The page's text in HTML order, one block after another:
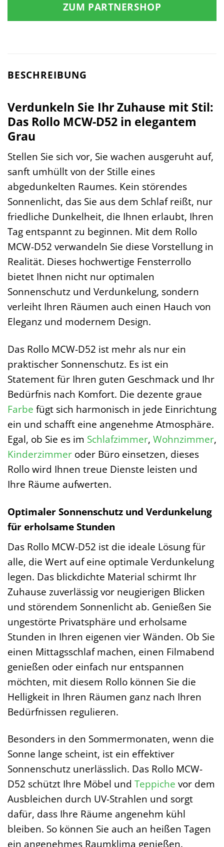
ZUM PARTNERSHOP
BESCHREIBUNG
Verdunkeln Sie Ihr Zuhause mit Stil:
Das Rollo MCW-D52 in elegantem
Grau
Stellen Sie sich vor, Sie wachen ausgeruht auf,
sanft umhüllt von der Stille eines
abgedunkelten Raumes. Kein störendes
Sonnenlicht, das Sie aus dem Schlaf reißt, nur
friedliche Dunkelheit, die Ihnen erlaubt, Ihren
Tag entspannt zu beginnen. Mit dem Rollo
MCW-D52 verwandeln Sie diese Vorstellung in
Realität. Dieses hochwertige Fensterrollo
bietet Ihnen nicht nur optimalen
Sonnenschutz und Verdunkelung, sondern
verleiht Ihren Räumen auch einen Hauch von
Eleganz und modernem Design.
Das Rollo MCW-D52 ist mehr als nur ein
praktischer Sonnenschutz. Es ist ein
Statement für Ihren guten Geschmack und Ihr
Bedürfnis nach Komfort. Die dezente graue
Farbe fügt sich harmonisch in jede Einrichtung
ein und schafft eine angenehme Atmosphäre.
Egal, ob Sie es im Schlafzimmer, Wohnzimmer,
Kinderzimmer oder Büro einsetzen, dieses
Rollo wird Ihnen treue Dienste leisten und
Ihre Räume aufwerten.
Optimaler Sonnenschutz und Verdunkelung
für erholsame Stunden
Das Rollo MCW-D52 ist die ideale Lösung für
alle, die Wert auf eine optimale Verdunkelung
legen. Das blickdichte Material schirmt Ihr
Zuhause zuverlässig vor neugierigen Blicken
und störendem Sonnenlicht ab. Genießen Sie
ungestörte Privatsphäre und erholsame
Stunden in Ihren eigenen vier Wänden. Ob Sie
einen Mittagsschlaf machen, einen Filmabend
genießen oder einfach nur entspannen
möchten, mit diesem Rollo können Sie die
Helligkeit in Ihren Räumen ganz nach Ihren
Bedürfnissen regulieren.
Besonders in den Sommermonaten, wenn die
Sonne lange scheint, ist ein effektiver
Sonnenschutz unerlässlich. Das Rollo MCW-
D52 schützt Ihre Möbel und Teppiche vor dem
Ausbleichen durch UV-Strahlen und sorgt
dafür, dass Ihre Räume angenehm kühl
bleiben. So können Sie auch an heißen Tagen
ein angenehmes Raumklima genießen.